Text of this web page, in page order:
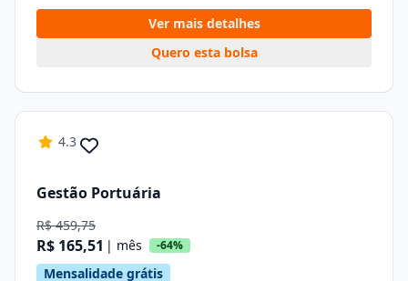
Ver mais detalhes
Quero esta bolsa
4.3
Gestão Portuária
R$ 459,75
R$ 165,51 | mês -64%
Mensalidade grátis